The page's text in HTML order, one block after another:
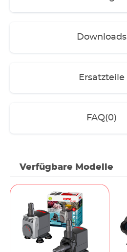
Downloads
Ersatzteile
FAQ(0)
Verfügbare Modelle